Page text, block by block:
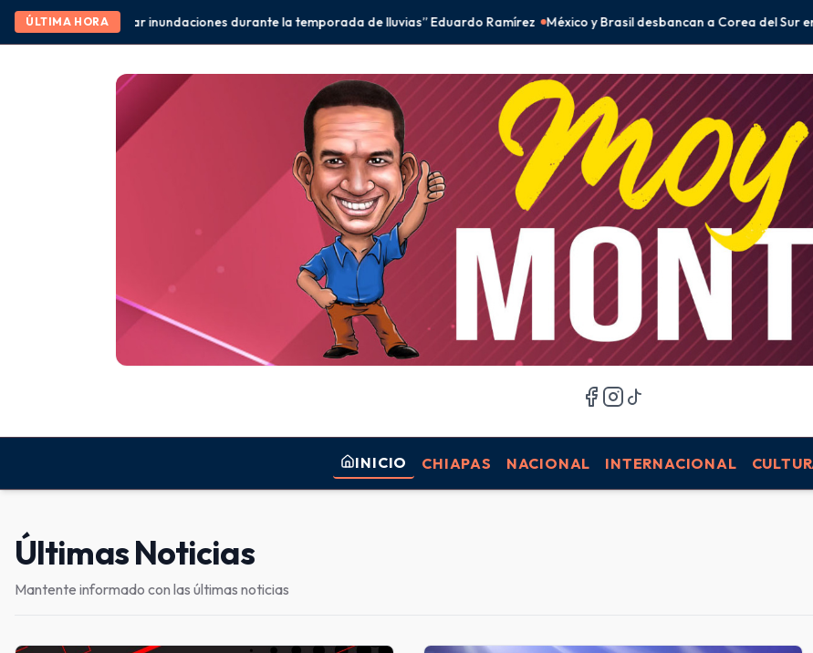
ÚLTIMA HORA
durante la temporada de lluvias” Eduardo Ramírez México y Brasil desbancan a Corea del Sur en el fenómeno BTS Peso
INICIO CHIAPAS NACIONAL INTERNACIONAL
Últimas Noticias
Mantente informado con las últimas noticias